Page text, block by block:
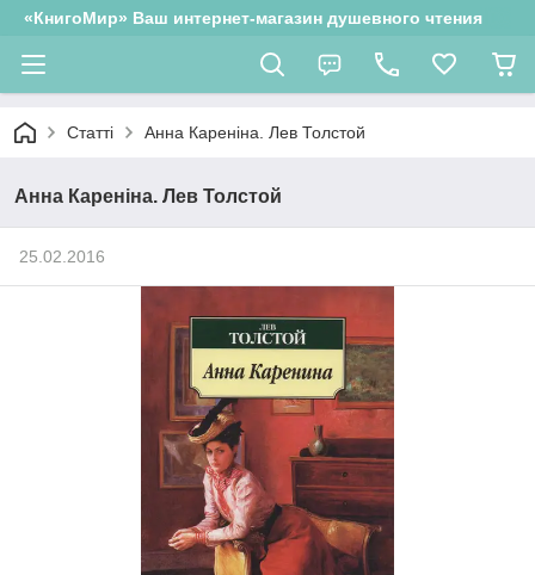
«КнигоМир» Ваш интернет-магазин душевного чтения
Статті Анна Кареніна. Лев Толстой
Анна Кареніна. Лев Толстой
25.02.2016